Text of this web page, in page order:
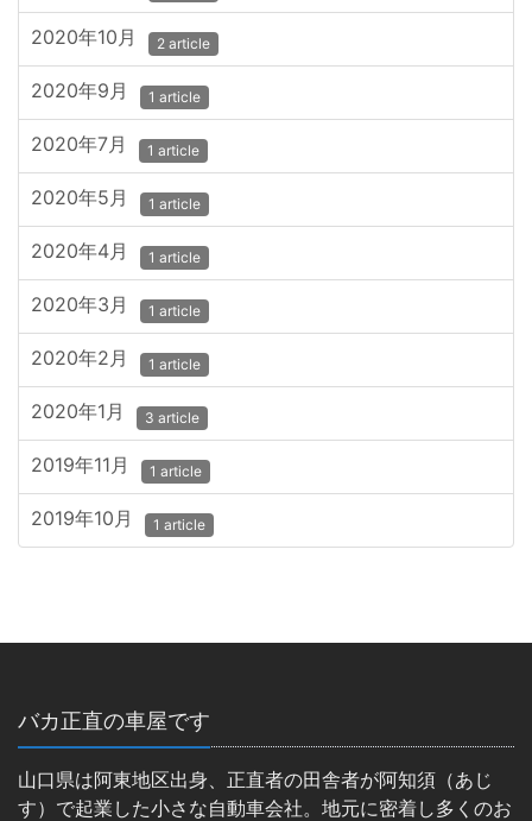
2020年10月 2 article
2020年9月 1 article
2020年7月 1 article
2020年5月 1 article
2020年4月 1 article
2020年3月 1 article
2020年2月 1 article
2020年1月 3 article
2019年11月 1 article
2019年10月 1 article
バカ正直の車屋です
山口県は阿東地区出身、正直者の田舎者が阿知須（あじ
す）で起業した小さな自動車会社。地元に密着し多くのお